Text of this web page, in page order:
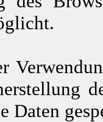
Daten